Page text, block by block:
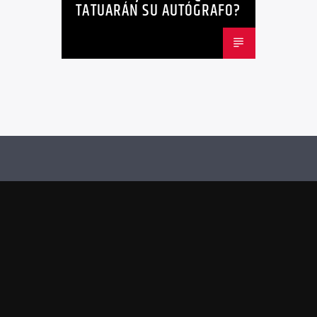
TATUARÁN SU AUTÓGRAFO?